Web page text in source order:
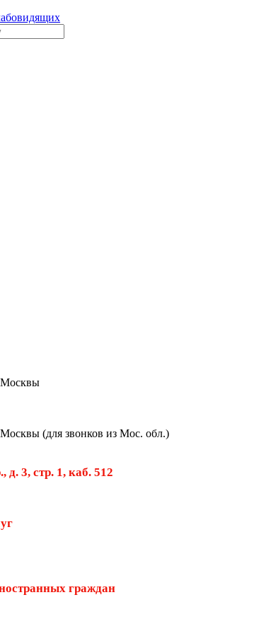
Москвы
(для звонков из Мос. обл.)
3, стр. 1, каб. 512
граждан